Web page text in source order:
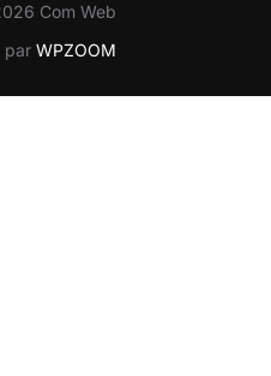
Com Web
par WPZOOM